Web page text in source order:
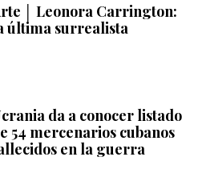
│ Leonora Carrington:
última surrealista
da a conocer listado
54 mercenarios cubanos
en la guerra